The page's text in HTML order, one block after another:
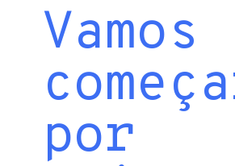
Vamos
por